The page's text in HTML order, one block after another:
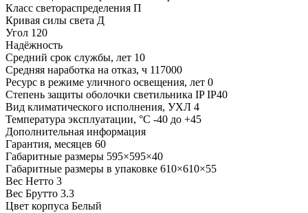
Класс светораспределения П
Кривая силы света Д
Угол 120
Надёжность
Средний срок службы, лет 10
Средняя наработка на отказ, ч 117000
Ресурс в режиме уличного освещения, лет 0
Степень защиты оболочки светильника IP IP40
Вид климатического исполнения, УХЛ 4
Температура эксплуатации, °С -40 до +45
Дополнительная информация
Гарантия, месяцев 60
Габаритные размеры 595×595×40
Габаритные размеры в упаковке 610×610×55
Вес Нетто 3
Вес Брутто 3.3
Цвет корпуса Белый